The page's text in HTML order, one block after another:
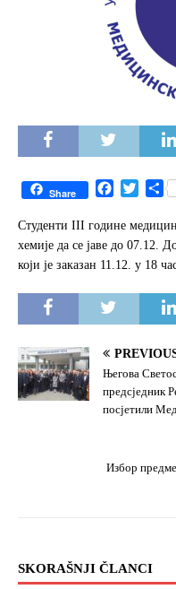
Share
c
e
b
o
k
i
t
t
r
S
a
r
e
Студенти III године
хемије да се јаве до 07.12.
који је заказан 11.12. у 18
Његова
предсједник
посјетили
Избор
SKORAŠNJI ČLANCI